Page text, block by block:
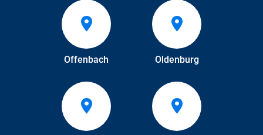
Offenbach Oldenburg